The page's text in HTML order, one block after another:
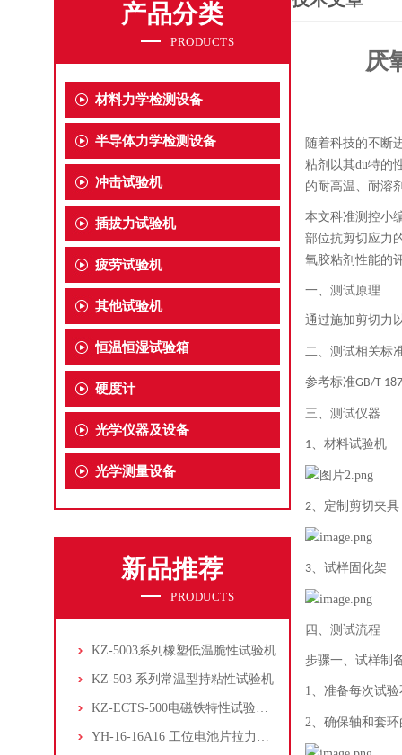
产品分类
PRODUCTS
材料力学检测设备
半导体力学检测设备
冲击试验机
插拔力试验机
疲劳试验机
其他试验机
恒温恒湿试验箱
硬度计
光学仪器及设备
光学测量设备
新品推荐
PRODUCTS
KZ-5003系列橡塑低温脆性试验机
KZ-503 系列常温型持粘性试验机
KZ-ECTS-500电磁铁特性试验系统
YH-16-16A16 工位电池片拉力试验机
厌
随着科技的不断
粘剂以其du特的
的耐高温、耐溶
本文科准测控小
部位抗剪切应力
氧胶粘剂性能的
一、测试原理
通过施加剪切力
二、测试相关标
参考标准GB/T
三、测试仪器
1、材料试验机
2、定制剪切夹具
3、试样固化架
四、测试流程
步骤一、试样制
1、 准备每次试验
2、 确保轴和套